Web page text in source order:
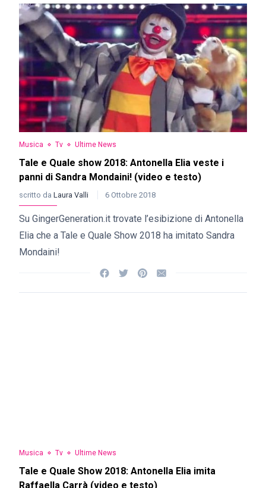
Musica Tv Ultime News
Tale e Quale show 2018: Antonella Elia veste i
panni di Sandra Mondaini! (video e testo)
scritto da Laura Valli 6 Ottobre 2018
Su GingerGeneration.it trovate l’esibizione di Antonella
Elia che a Tale e Quale Show 2018 ha imitato Sandra
Mondaini!
Musica Tv Ultime News
Tale e Quale Show 2018: Antonella Elia imita
Raffaella Carrà (video e testo)